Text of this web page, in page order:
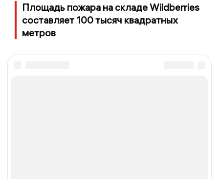
Площадь пожара на складе Wildberries
составляет 100 тысяч квадратных
метров